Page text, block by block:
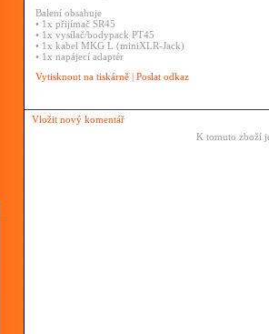
Balení obsahuje
• 1x přijímač SR45
• 1x vysílač/bodypack PT45
• 1x kabel MKG L (miniXLR-Jack)
• 1x napájecí adaptér
Vytisknout na tiskárně | Poslat odkaz
Vložit nový komentář
K tomuto zboží